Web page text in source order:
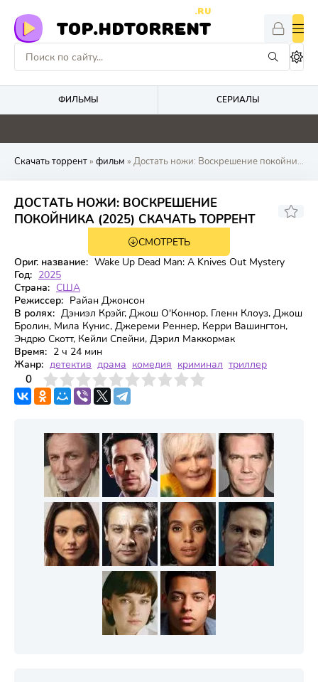
TOP.HDTORRENT
.RU
ФИЛЬМЫ СЕРИАЛЫ
0 0 5.3 4.1
Скачать торрент» фильм » Достать ножи: Воскрешение покойника
ДОСТАТЬ НОЖИ: ВОСКРЕШЕНИЕ
ПОКОЙНИКА (2025) СКАЧАТЬ ТОРРЕНТ
6.949 7.9
СМОТРЕТЬ
Ориг. название: Wake Up Dead Man: A Knives Out Mystery
Год: 2025
Страна: США
Режиссер: Райан Джонсон
В ролях: Дэниэл Крэйг, Джош О'Коннор, Гленн Клоуз, Джош
Бролин, Мила Кунис, Джереми Реннер, Керри Вашингтон,
Эндрю Скотт, Кейли Спейни, Дэрил Маккормак
Время: 2 ч 24 мин
Жанр: детектив драма комедия криминал триллер
0
4 6 7 8 9 10